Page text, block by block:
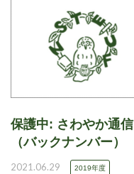
保護中: さわやか通信
（バックナンバー）
2021.06.29 2019年度